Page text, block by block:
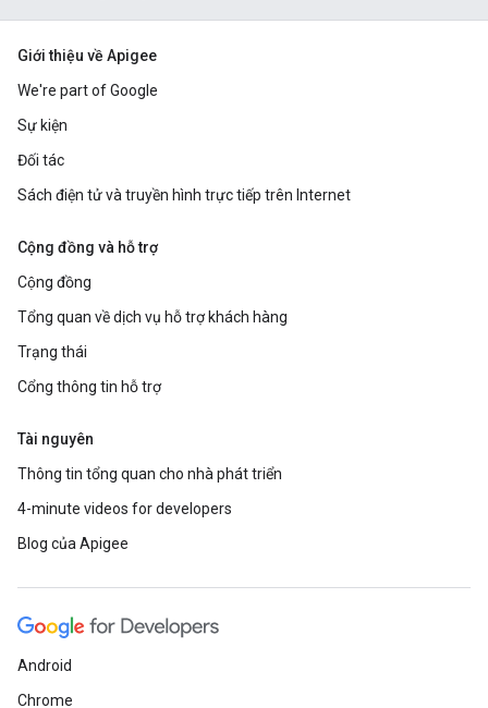
Giới thiệu về Apigee
We're part of Google
Sự kiện
Đối tác
Sách điện tử và truyền hình trực tiếp trên Internet
Cộng đồng và hỗ trợ
Cộng đồng
Tổng quan về dịch vụ hỗ trợ khách hàng
Trạng thái
Cổng thông tin hỗ trợ
Tài nguyên
Thông tin tổng quan cho nhà phát triển
4-minute videos for developers
Blog của Apigee
Android
Chrome